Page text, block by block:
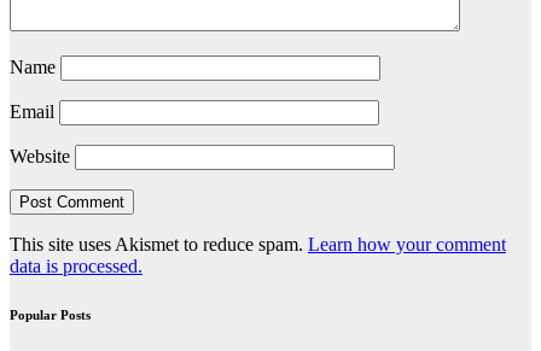
Name
Email
Website
This site uses Akismet to reduce spam. Learn how your comment
data is processed.
Popular Posts